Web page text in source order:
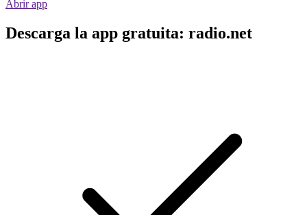
Abrir app
Descarga la app gratuita: radio.net